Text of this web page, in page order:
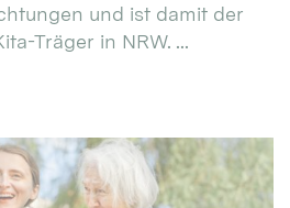
und ist damit der
Träger in NRW. ...